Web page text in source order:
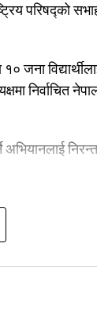
परिषद्को
जना
निर्वाचित
अभियानलाई